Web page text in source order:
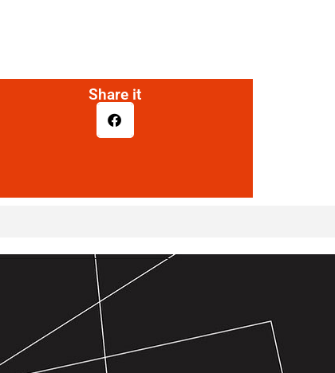
Share it